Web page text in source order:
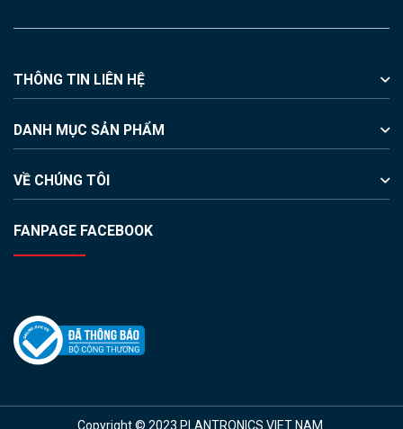
THÔNG TIN LIÊN HỆ
DANH MỤC SẢN PHẨM
VỀ CHÚNG TÔI
FANPAGE FACEBOOK
Copyright © 2023 PLANTRONICS VIET NAM.